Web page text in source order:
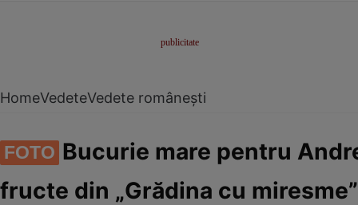
HomeVedeteVedete românești
FOTO Bucurie mare pentru
fructe din „Grădina cu miresme”